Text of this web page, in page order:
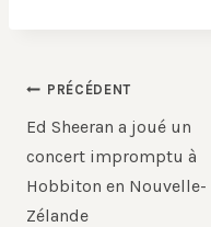
Navigation
de
l’article
PRÉCÉDENT
Ed Sheeran a joué un
concert impromptu à
Hobbiton en Nouvelle-
Zélande